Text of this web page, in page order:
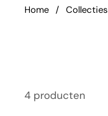
Home / Collecties
4 producten